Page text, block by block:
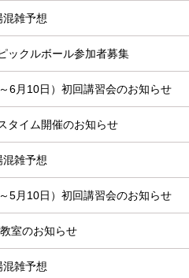
雑予想
ックルボール参加者募集
～6月10日）初回講習会のお知らせ
タイム開催のお知らせ
雑予想
～5月10日）初回講習会のお知らせ
室のお知らせ
雑予想